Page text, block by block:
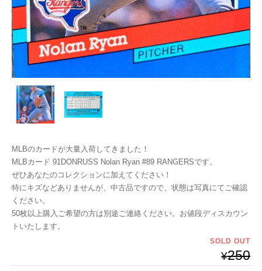
MLBのカードが大量入荷してきました！
MLBカード 91DONRUSS Nolan Ryan #89 RANGERSです。
ぜひあなたのコレクションに加えてください！
特にキズなどありませんが、中古品ですので、状態は写真にてご確認
ください。
50枚以上購入ご希望の方は別途ご連絡ください。お値段ディスカウン
トいたします。
SOLD OUT
¥250